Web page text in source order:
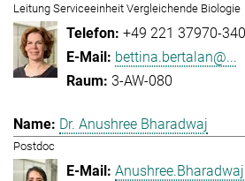
Leitung Serviceeinheit Vergleichende Biologie
+49 221 37970-340
bettina.bertalan@...
3-AW-080
Dr. Anushree Bharadwaj
Postdoc